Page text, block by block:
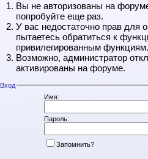
Вы не авторизованы на
попробуйте еще раз.
У вас недостаточно прав для
пытаетесь обратиться к
привилегированным функциям.
Возможно, администратор
активированы на форуме.
Вход
Имя:
Пароль:
Запомнить?